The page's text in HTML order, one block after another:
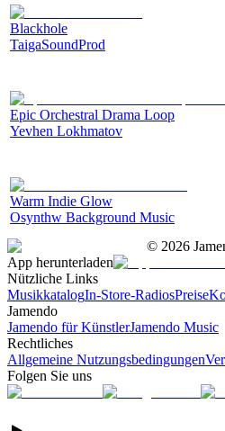
Blackhole
TaigaSoundProd
Epic Orchestral Drama Loop
Yevhen Lokhmatov
Warm Indie Glow
Osynthw Background Music
© 2026
App herunterladen
Nützliche Links
MusikkatalogIn-Store-RadiosPreise
Jamendo
Jamendo für KünstlerJamendo Music
Rechtliches
Allgemeine Nutzungsbedingungen
Folgen Sie uns